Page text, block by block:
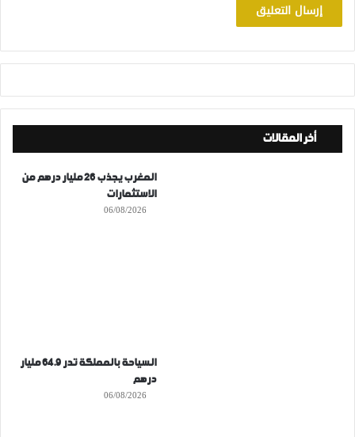
أخر المقالات
المغرب يجذب 26 مليار درهم من
الاستثمارات
06/08/2026
السياحة بالمملكة تدر 64.9 مليار
درهم
06/08/2026